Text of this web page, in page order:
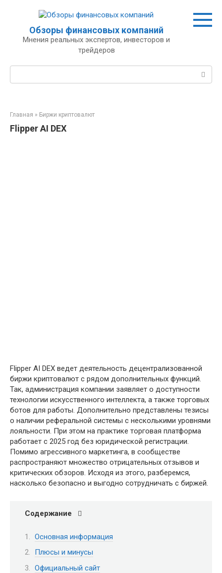
контентуОбзоры финансовых компаний
Мнения реальных экспертов, инвесторов и
трейдеров
Главная » Биржи криптовалют
Flipper AI DEX
Flipper AI DEX ведет деятельность децентрализованной
биржи криптовалют с рядом дополнительных функций.
Так, администрация компании заявляет о доступности
технологии искусственного интеллекта, а также торговых
ботов для работы. Дополнительно представлены тезисы
о наличии реферальной системы с несколькими уровнями
лояльности. При этом на практике торговая платформа
работает с 2025 год без юридической регистрации.
Помимо агрессивного маркетинга, в сообществе
распространяют множество отрицательных отзывов и
критических обзоров. Исходя из этого, разберемся,
насколько безопасно и выгодно сотрудничать с биржей.
Содержание
Основная информация
Плюсы и минусы
Официальный сайт